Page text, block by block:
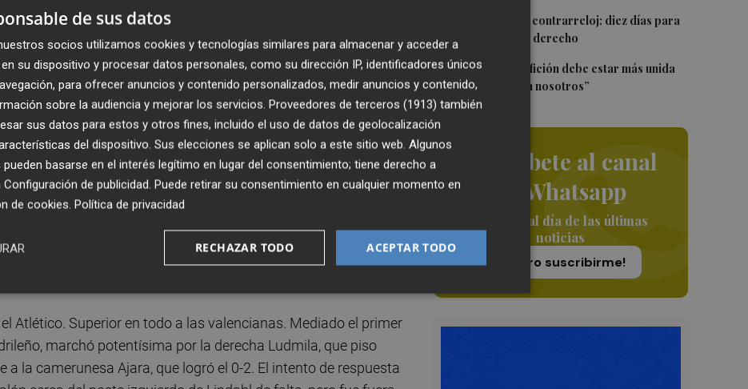
El Valencia CF, a contrarreloj: diez días para
firmar un lateral derecho
5 Diakhaby: “La afición debe estar más unida
con el club y con nosotros”
Suscríbete al canal
de Whatsapp
Siempre al día de las últimas
noticias
¡Quiero suscribirme!
movimientos desbordaron a la retaguardia levantinista. El
todo el primer tiempo, sobre todo hasta pasada la media
zurrón tres goles. El despertargranotaya fue en los minutos
las resolvió la meta Lindahl.
ante un Levante desdibujado, sin pulso, incapaz de
llegó la primera ocasión de peligro rojiblanca: progresó
y buscó el pase atrás que remató Santos, pero paró Paraluta.
hilvanar una llegada con Toletti entrando desde segunda
salvó la acción. Fue pasado el cuarto de hora cuando
con un saque de esquina que acabó con un remate de cabeza
Pero al poco, Ajara profundizó por la derecha y buscó el pase
rumana del Levante (0-1).
Atlético. Superior en todo a las valencianas. Mediado el primer
marchó potentísima por la derecha Ludmila, que piso
a la camerunesa Ajara, que logró el 0-2. El intento de respuesta
de sus datos
socios utilizamos cookies y tecnologías similares para almacenar y acceder a
su dispositivo y procesar datos personales, como su dirección IP, identificadores únicos
para ofrecer anuncios y contenido personalizados, medir anuncios y contenido,
sobre la audiencia y mejorar los servicios. Proveedores de terceros (1913) también
sus datos para estos y otros fines, incluido el uso de datos de geolocalización
del dispositivo. Sus elecciones se aplican solo a este sitio web. Algunos
basarse en el interés legítimo en lugar del consentimiento; tiene derecho a
Configuración de publicidad. Puede retirar su consentimiento en cualquier momento en
de cookies. Política de privacidad
ACEPTAR TODO
RECHAZAR TODO